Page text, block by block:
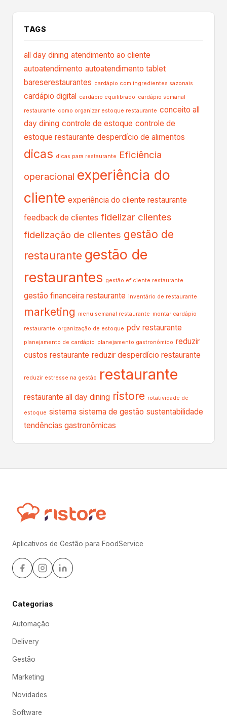
TAGS
all day dining atendimento ao cliente
autoatendimento autoatendimento tablet
bareserestaurantes cardápio com ingredientes sazonais
cardápio digital cardápio equilibrado cardápio semanal
restaurante como organizar estoque restaurante conceito all
day dining controle de estoque controle de
estoque restaurante desperdício de alimentos
dicas dicas para restaurante
Eficiência
operacional experiência do
cliente experiência do cliente restaurante
feedback de clientes fidelizar clientes
fidelização de clientes gestão de
restaurante gestão de
restaurantes gestão eficiente restaurante
gestão financeira restaurante inventário de restaurante
marketing menu semanal restaurante montar cardápio
restaurante organização de estoque pdv restaurante
planejamento de cardápio planejamento gastronômico reduzir
custos restaurante reduzir desperdício restaurante
reduzir estresse na gestão restaurante
restaurante all day dining ristore rotatividade de
estoque sistema sistema de gestão sustentabilidade
tendências gastronômicas
Aplicativos de Gestão para FoodService
Categorias
Automação
Delivery
Gestão
Marketing
Novidades
Software